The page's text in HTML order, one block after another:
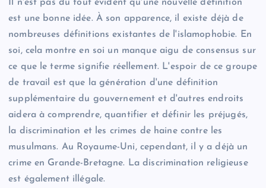
Il n'est pas du tout évident qu'une nouvelle définition
est une bonne idée. À son apparence, il existe déjà de
nombreuses définitions existantes de l'islamophobie. En
soi, cela montre en soi un manque aigu de consensus sur
ce que le terme signifie réellement. L'espoir de ce groupe
de travail est que la génération d'une définition
supplémentaire du gouvernement et d'autres endroits
aidera à comprendre, quantifier et définir les préjugés,
la discrimination et les crimes de haine contre les
musulmans. Au Royaume-Uni, cependant, il y a déjà un
crime en Grande-Bretagne. La discrimination religieuse
est également illégale.